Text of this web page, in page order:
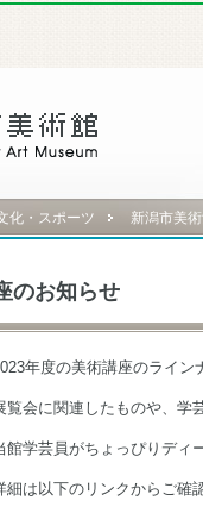
化・スポーツ 新潟市美
のお知らせ
年度の美術講座のライン
覧会に関連したものや、学
館学芸員がちょっぴりディ
細は以下のリンクからご確